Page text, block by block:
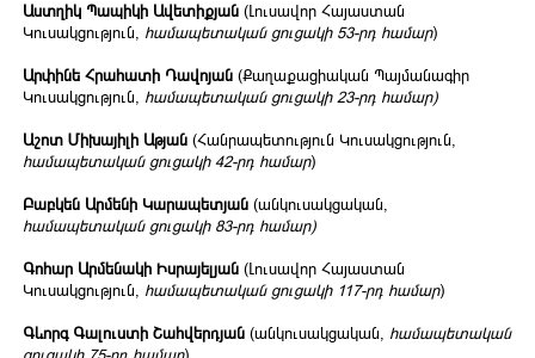
Աստղիկ Պապիկի Ավետիքյան (Լուսավոր Հայաստան
Կուսակցություն, համապետական ցուցակի 53-րդ համար)
Արփինե Հրահատի Դավոյան (Քաղաքացիական Պայմանագիր
Կուսակցություն, համապետական ցուցակի 23-րդ համար)
Աշոտ Միխայիլի Աթյան (Հանրապետություն Կուսակցություն,
համապետական ցուցակի 42-րդ համար)
Բաբկեն Արմենի Կարապետյան (անկուսակցական,
համապետական ցուցակի 83-րդ համար)
Գոհար Արմենակի Իսրայելյան (Լուսավոր Հայաստան
Կուսակցություն, համապետական ցուցակի 117-րդ համար)
Գևորգ Գալուստի Շահվերդյան (անկուսակցական, համապետական